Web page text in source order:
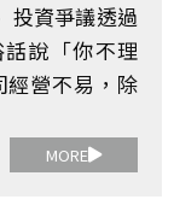
投資爭議透過
說「你不理
經營不易，除
MORE